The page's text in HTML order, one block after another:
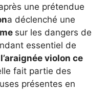
une prétendue
a déclenché une
sur les dangers de
essentiel de
violon ce
fait partie des
présentes en